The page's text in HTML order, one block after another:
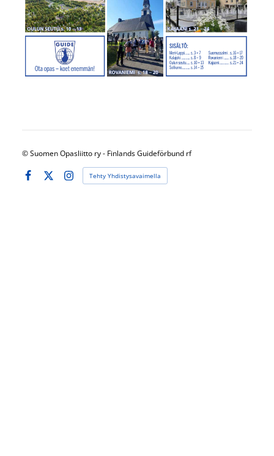
©Suomen Opasliitto ry - Finlands Guideförbund rf
Facebook
X Instagram
Tehty Yhdistysavaimella